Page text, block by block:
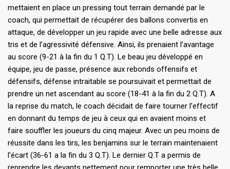
mettaient en place un pressing tout terrain demandé par le
coach, qui permettait de récupérer des ballons convertis en
attaque, de développer un jeu rapide avec une belle adresse aux
tris et de l’agressivité défensive. Ainsi, ils prenaient l’avantage
au score (9-21 à la fin du 1 Q.T). Le beau jeu développé en
équipe, jeu de passe, présence aux rebonds offensifs et
défensifs, défense intraitable se poursuivait et permettait de
prendre un net ascendant au score (18-41 à la fin du 2 Q.T). A
la reprise du match, le coach décidait de faire tourner l’effectif
en donnant du temps de jeu à ceux qui en avaient moins et
faire souffler les joueurs du cinq majeur. Avec un peu moins de
réussite dans les tirs, les benjamins sur le terrain maintenaient
l’écart (36-61 a la fin du 3 Q.T). Le dernier Q.T a permis de